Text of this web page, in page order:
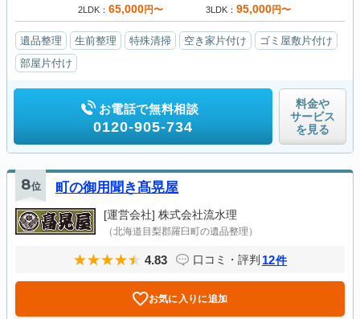
2LDK 65,000円〜 3LDK 95,000円〜
遺品整理 生前整理 特殊清掃 空き家片付け
ゴミ屋敷片付け
部屋片付け
お電話で無料相談
0120-905-734
料金や
サービス
を見る
8位 町の御用聞き髙晃屋
[運営会社] 株式会社流水理
（北海道目梨郡羅臼町の遺品整理）
4.83 口コミ・評判 12件
お気に入りに追加